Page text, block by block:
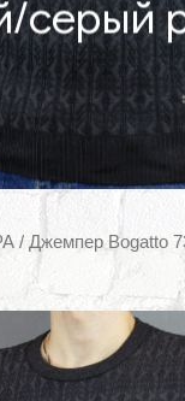
серый
/ Джемпер Bogatto